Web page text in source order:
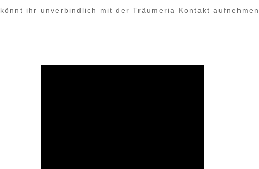
könnt ihr unverbindlich mit der Träumeria Kontakt aufnehmen.